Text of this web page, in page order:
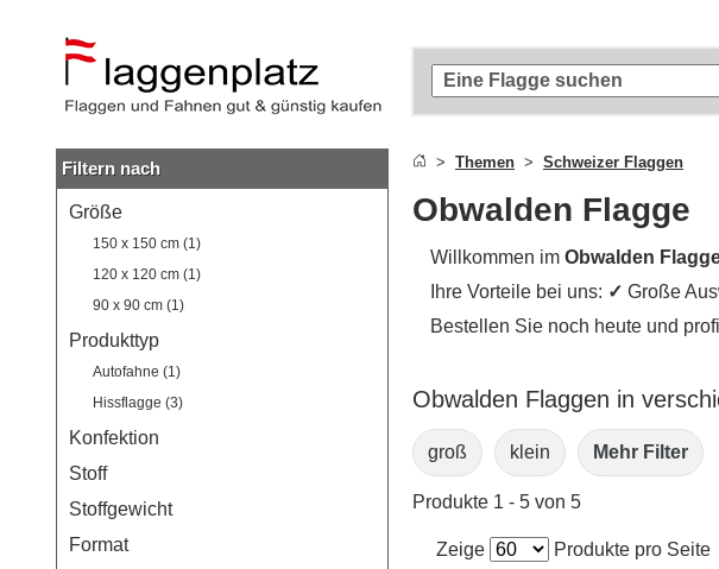
Hauptinhalt
springen
Suche
Zur
Navigation
springen
Filtern nach
Größe
150 x 150 cm (1)
120 x 120 cm (1)
90 x 90 cm (1)
Produkttyp
Autofahne (1)
Hissflagge (3)
Konfektion
Stoff
Stoffgewicht
Format
Themen Schweizer Flaggen
Obwalden Flagge
Willkommen im Obwalden
Ihre Vorteile bei uns: ✓ Große
Bestellen Sie noch heute und
Obwalden Flaggen in
groß klein Mehr Filter
Produkte 1 - 5 von 5
Zeige Produkte pro Seite